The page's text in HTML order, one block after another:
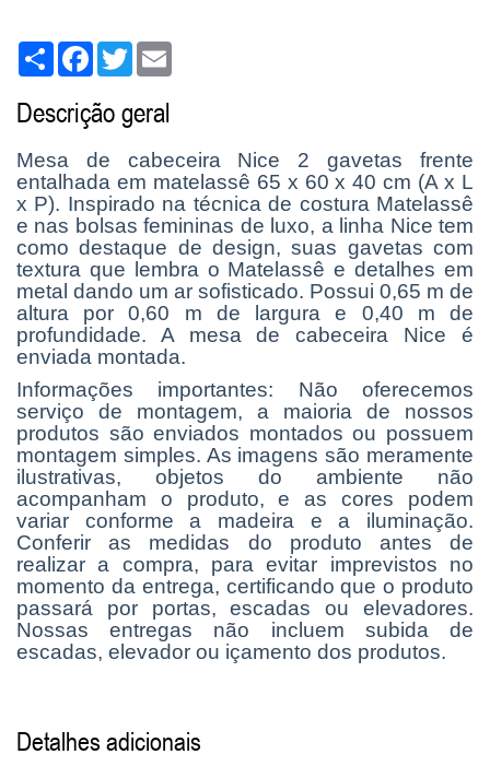
Share FacebookTwitter
Descrição geral
Mesa de cabeceira Nice 2 gavetas frente
entalhada em matelassê 65 x 60 x 40 cm (A x L
x P). Inspirado na técnica de costura Matelassê
e nas bolsas femininas de luxo, a linha Nice tem
como destaque de design, suas gavetas com
textura que lembra o Matelassê e detalhes em
metal dando um ar sofisticado. Possui 0,65 m de
altura por 0,60 m de largura e 0,40 m de
profundidade. A mesa de cabeceira Nice é
enviada montada.
Informações importantes: Não oferecemos
serviço de montagem, a maioria de nossos
produtos são enviados montados ou possuem
montagem simples. As imagens são meramente
ilustrativas, objetos do ambiente não
acompanham o produto, e as cores podem
variar conforme a madeira e a iluminação.
Conferir as medidas do produto antes de
realizar a compra, para evitar imprevistos no
momento da entrega, certificando que o produto
passará por portas, escadas ou elevadores.
Nossas entregas não incluem subida de
escadas, elevador ou içamento dos produtos.
Detalhes adicionais